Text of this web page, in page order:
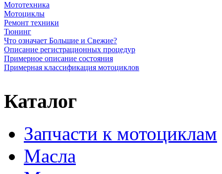
Мототехника
Мотоциклы
Ремонт техники
Тюнинг
Что означает Большие и Свежие?
Описание регистрационных процедур
Примерное описание состояния
Примерная классификация мотоциклов
Каталог
Запчасти к мотоциклам
Масла